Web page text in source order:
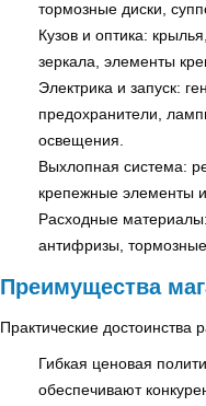
тормозные диски,
Кузов и оптика:
зеркала, элементы
Электрика и запуск:
предохранители,
освещения.
Выхлопная система:
крепежные элементы
Расходные
антифризы,
Преимущества
Практические достоинства
Гибкая ценовая
обеспечивают